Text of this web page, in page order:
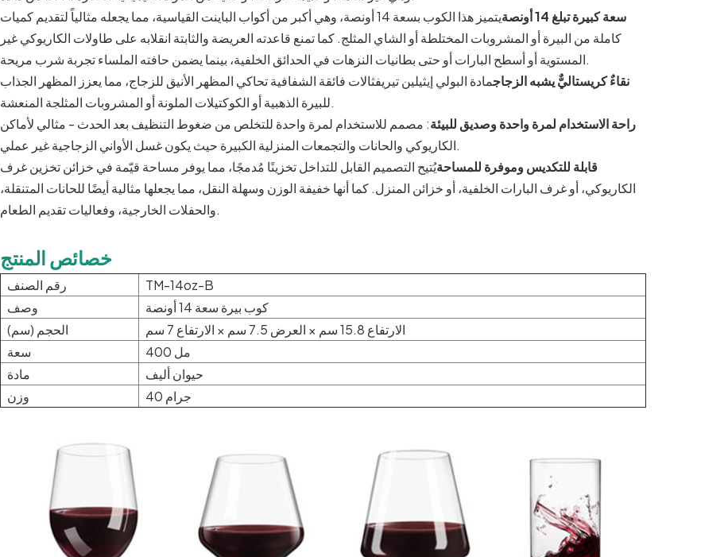
سعة كبيرة تبلغ 14 أونصة
يتميز هذا الكوب بسعة 14 أونصة، وهي أكبر من أكواب الباينت القياسية، مما يجعله مثالياً لتقديم كميات
كاملة من البيرة أو المشروبات المختلطة أو الشاي المثلج. كما تمنع قاعدته العريضة والثابتة انقلابه على طاولات الكاريوكي غير
المستوية أو أسطح البارات أو حتى بطانيات النزهات في الحدائق الخلفية، بينما يضمن حافته الملساء تجربة شرب مريحة.
نقاءٌ كريستاليٌّ يشبه الزجاجمادة البولي إيثيلين تيريفثالات فائقة الشفافية تحاكي المظهر الأنيق للزجاج، مما يعزز المظهر الجذاب
للبيرة الذهبية أو الكوكتيلات الملونة أو المشروبات المثلجة المنعشة.
راحة الاستخدام لمرة واحدة وصديق للبيئة: مصمم للاستخدام لمرة واحدة للتخلص من ضغوط التنظيف بعد الحدث - مثالي لأماكن
الكاريوكي والحانات والتجمعات المنزلية الكبيرة حيث يكون غسل الأواني الزجاجية غير عملي.
قابلة للتكديس وموفرة للمساحةيُتيح التصميم القابل للتداخل تخزينًا مُدمجًا، مما يوفر مساحة قيّمة في خزائن تخزين غرف
الكاريوكي، أو غرف البارات الخلفية، أو خزائن المنزل. كما أنها خفيفة الوزن وسهلة النقل، مما يجعلها مثالية أيضًا للحانات المتنقلة،
والحفلات الخارجية، وفعاليات تقديم الطعام.
خصائص المنتج
رقم الصنف
TM-14oz-B
وصف
كوب بيرة سعة 14 أونصة
الحجم (سم)
الارتفاع 15.8 سم × العرض 7.5 سم × الارتفاع 7 سم
سعة
400 مل
مادة
حيوان أليف
وزن
40 جرام